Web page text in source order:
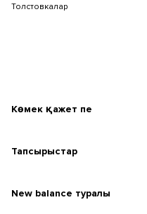
Толстовкалар
Көмек қажет пе
Тапсырыстар
New balаnce туралы